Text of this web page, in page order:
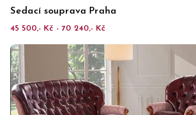
Sedací souprava Praha
45 500,- Kč - 70 240,- Kč